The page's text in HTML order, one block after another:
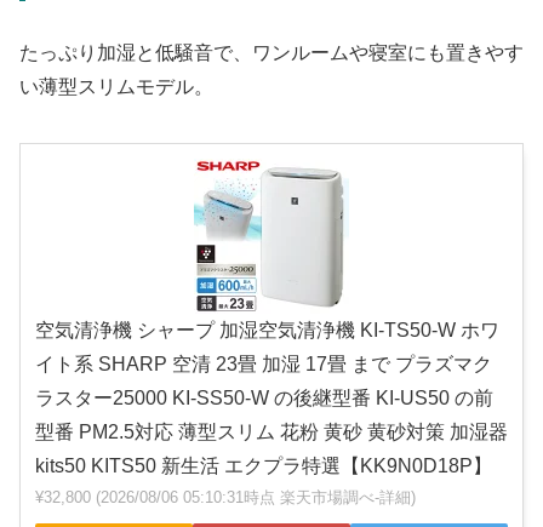
たっぷり加湿と低騒音で、ワンルームや寝室にも置きやす
い薄型スリムモデル。
空気清浄機 シャープ 加湿空気清浄機 KI-TS50-W ホワ
イト系 SHARP 空清 23畳 加湿 17畳 まで プラズマク
ラスター25000 KI-SS50-W の後継型番 KI-US50 の前
型番 PM2.5対応 薄型スリム 花粉 黄砂 黄砂対策 加湿器
kits50 KITS50 新生活 エクプラ特選【KK9N0D18P】
¥32,800 (2026/08/06 05:10:31時点 楽天市場調べ-詳細)